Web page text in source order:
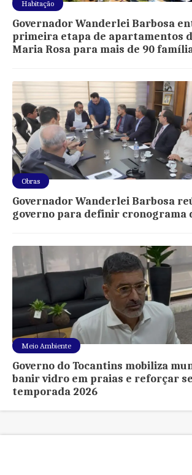
Habitação
Governador Wanderlei Barbosa
primeira etapa de apartamentos
Maria Rosa para mais de 90
Obras
Governador Wanderlei Barbosa
governo para definir cronograma
Meio Ambiente
Governo do Tocantins mobiliza
banir vidro em praias e reforçar
temporada 2026